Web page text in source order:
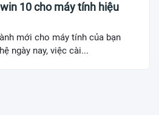
10 cho máy tính hiệu
mới cho máy tính của bạn
ngày nay, việc cài...